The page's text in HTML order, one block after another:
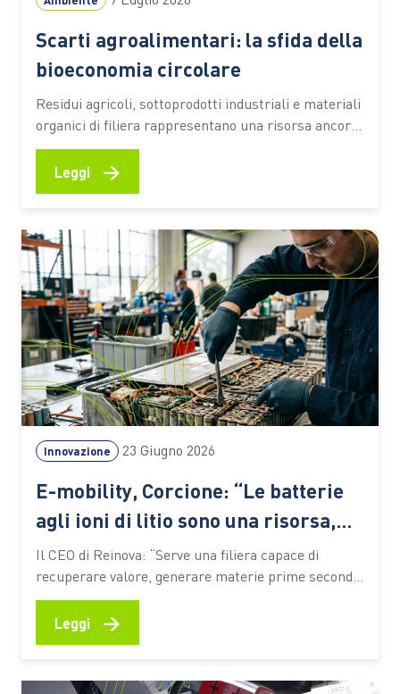
Scarti agroalimentari: la sfida della
bioeconomia circolare
Residui agricoli, sottoprodotti industriali e materiali
organici di filiera rappresentano una risorsa ancora
sottoutilizzata. Secondo una stima dell’Università
Cattolica, circa il 70% resta fuori da percorsi di
valorizzazione ad alto valore aggiunto Ogni raccolto,
lascia dietro di sé una grande quantità di residui.
Paglia, potature,…
Leggi →
Innovazione 23 Giugno 2026
E-mobility, Corcione: “Le batterie
agli ioni di litio sono una risorsa,
non un rifiuto”
Il CEO di Reinova: “Serve una filiera capace di
recuperare valore, generare materie prime seconde
e preparare il Paese alle sfide della transizione
energetica. Le competenze saranno il fattore
decisivo” L’elettrificazione dei trasporti sta
automotive e pone nuove sfide lungo l’intero ciclo di
Leggi →